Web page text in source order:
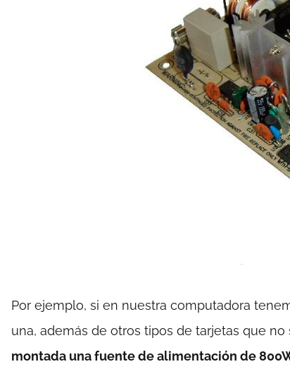
Por ejemplo, si en nuestra computadora
una, además de otros tipos de tarjetas que
montada una fuente de alimentación de